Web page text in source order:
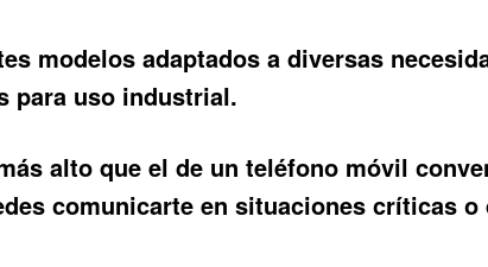
modelos adaptados a diversas
para uso industrial.
alto que el de un teléfono móvil
comunicarte en situaciones críticas o